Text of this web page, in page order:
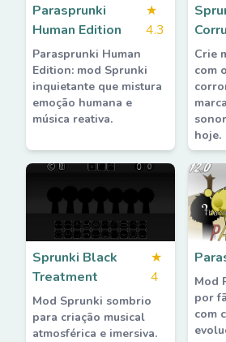
Parasprunki
Human Edition
★
4.3
Parasprunki Human
Edition: mod Sprunki
inquietante que mistura
emoção humana e
música reativa.
Crie
com
hoje.
Sprunki Black
Treatment
★
4
Mod Sprunki sombrio
para criação musical
atmosférica e imersiva.
Mod
por
com